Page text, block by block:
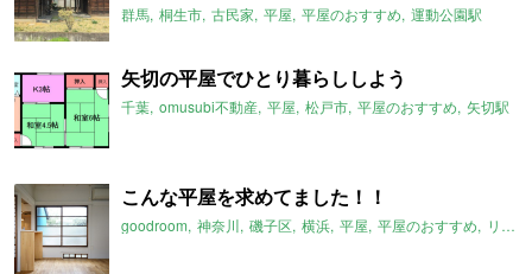
群馬 桐生市 古民家 平屋 平屋のおすすめ 運動公園駅
矢切の平屋でひとり暮らししよう
千葉 omusubi不動産 平屋 松戸市 平屋のおすすめ 矢切駅
こんな平屋を求めてました！！
goodroom 神奈川 磯子区 横浜 平屋 平屋のおすすめ リノベーション